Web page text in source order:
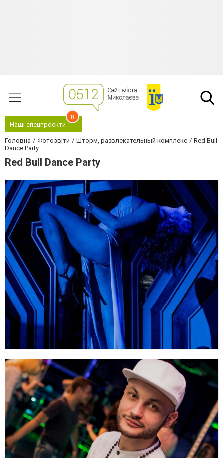
Наші спецпроєкти
8
Головна Фотозвіти Шторм, развлекательный комплекс
Red Bull
Dance Party
Red Bull Dance Party